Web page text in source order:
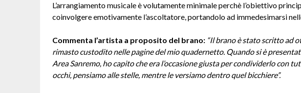
L’arrangiamento musicale è volutamente minimale perchè l’obiettivo
coinvolgere emotivamente l’ascoltatore, portandolo ad immedesimarsi
Commenta l’artista a proposito del brano: “Il brano è stato scritto ad
rimasto custodito nelle pagine del mio quadernetto. Quando si è
Area Sanremo, ho capito che era l’occasione giusta per condividerlo con
occhi, pensiamo alle stelle, mentre le versiamo dentro quel bicchiere”.